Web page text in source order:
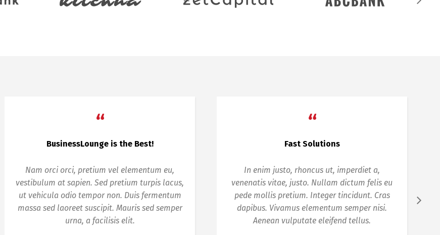
“
Fast Solutions
In enim justo, rhoncus ut, imperdiet a,
venenatis vitae, justo. Nullam dictum felis eu
pede mollis pretium. Integer tincidunt. Cras
dapibus. Vivamus elementum semper nisi.
Aenean vulputate eleifend tellus.
“
100% Recommended
Donec quam felis, ultricies nec, pellentesque
eu, pretium quis, sem. Nulla consequat massa
quis enim. Donec pede justo, fringilla vel,
aliquet nec, vulputate eget, arcu.